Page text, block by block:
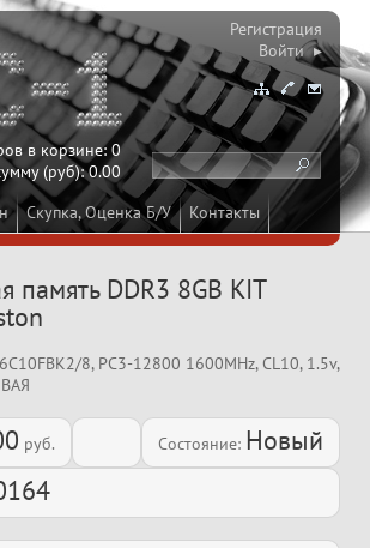
Скупка, Оценка Б/У Контакты
в корзине:0
(руб):0.00
Регистрация
Войти ▸
память DDR3 8GB KIT
8, PC3-12800 1600MHz, CL10, 1.5v,
руб. Состояние: Новый